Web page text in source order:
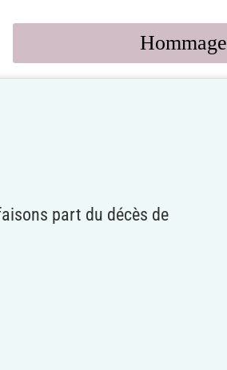
Hommage
part du décès de